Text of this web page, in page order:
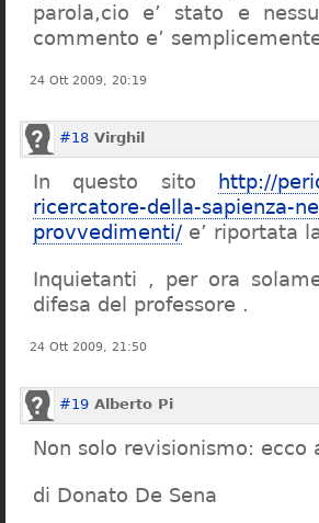
parola,cio e’ stato e
commento e’
24 Ott 2009, 20:19
#18 Virghil
In questo sito
http://
ricercatore-della-sapienza-
provvedimenti/ e’ riportata
Inquietanti , per ora
difesa del professore .
24 Ott 2009, 21:50
#19 Alberto Pi
Non solo revisionismo:
di Donato De Sena